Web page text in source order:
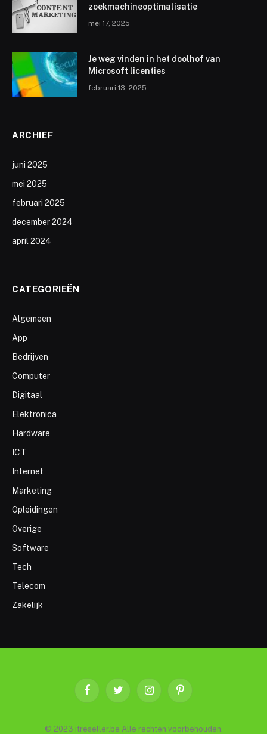
zoekmachineoptimalisatie
mei 17, 2025
Je weg vinden in het doolhof van
Microsoft licenties
februari 13, 2025
ARCHIEF
juni 2025
mei 2025
februari 2025
december 2024
april 2024
CATEGORIEËN
Algemeen
App
Bedrijven
Computer
Digitaal
Elektronica
Hardware
ICT
Internet
Marketing
Opleidingen
Overige
Software
Tech
Telecom
Zakelijk
FacebookTwitter InstagramPinterest
© 2023 itreseller.be Alle rechten voorbehouden.